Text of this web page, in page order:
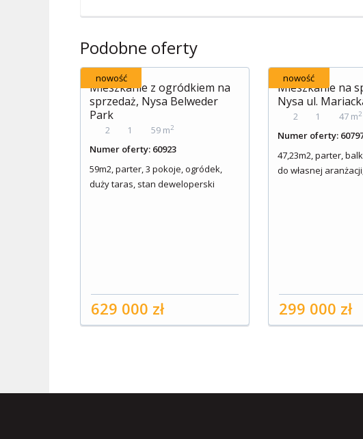
Podobne oferty
nowość
Mieszkanie z ogródkiem na
sprzedaż, Nysa Belweder
Park
2 1 59 m2
Numer oferty: 60923
59m2, parter, 3 pokoje, ogródek,
duży taras, stan deweloperski
629 000 zł
nowość
Mieszkanie na
Nysa ul.
2 1 47 m2
Numer oferty:
47,23m2, parter,
do własnej
299 000 zł